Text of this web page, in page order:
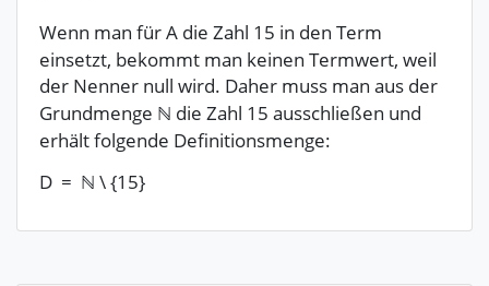
Wenn man für A die Zahl 15 in den Term
einsetzt, bekommt man keinen Termwert, weil
der Nenner null wird. Daher muss man aus der
Grundmenge ℕ die Zahl 15 ausschließen und
erhält folgende Definitionsmenge:
D = ℕ \ {15}